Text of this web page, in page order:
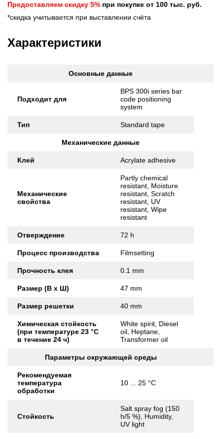
Предоставляем скидку 5% при покупке от 100 тыс. руб.
*скидка учитывается при выставлении счёта
Характеристики
Основные данные
Подходит для
BPS 300i series bar
code positioning
system
Тип Standard tape
Механические данные
Клей Acrylate adhesive
Механические
свойства
Partly chemical
resistant, Moisture
resistant, Scratch
resistant, UV
resistant, Wipe
resistant
Отверждение 72 h
Процесс производства Filmsetting
Прочность клея 0.1 mm
Размер (В x Ш) 47 mm
Размер решетки 40 mm
Химическая стойкость
(при температуре 23 °C
в течение 24 ч)
White spirit, Diesel
oil, Heptane,
Transformer oil
Параметры окружающей среды
Рекомендуемая
температура
обработки
10 ... 25 °C
Стойкость
Salt spray fog (150
h/5 %), Humidity,
UV light